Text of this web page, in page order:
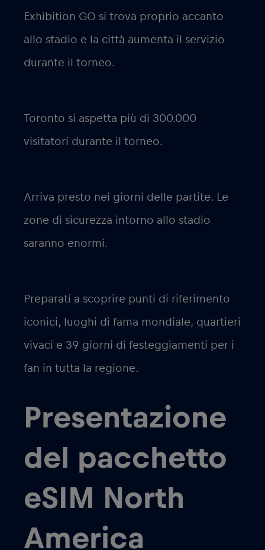
Exhibition GO si trova proprio accanto
allo stadio e la città aumenta il servizio
durante il torneo.
Toronto si aspetta più di 300.000
visitatori durante il torneo.
Arriva presto nei giorni delle partite. Le
zone di sicurezza intorno allo stadio
saranno enormi.
Preparati a scoprire punti di riferimento
iconici, luoghi di fama mondiale, quartieri
vivaci e 39 giorni di festeggiamenti per i
fan in tutta la regione.
Presentazione
del pacchetto
eSIM North
America